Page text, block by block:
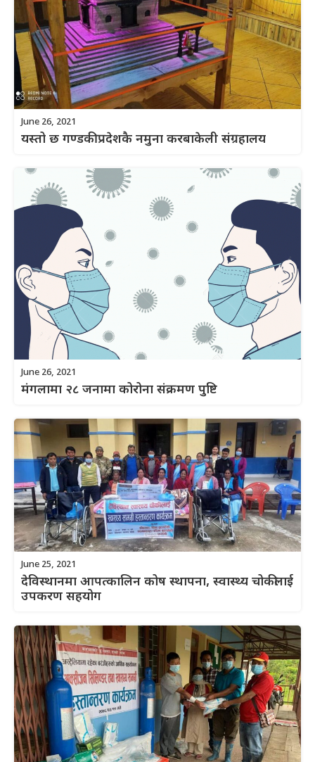
June 26, 2021
यस्तो छ गण्डकी प्रदेशकै नमुना करबाकेली संग्रहालय
June 26, 2021
मंगलामा २८ जनामा कोरोना संक्रमण पुष्टि
June 25, 2021
देविस्थानमा आपत्कालिन कोष स्थापना, स्वास्थ्य चोकीलाई
उपकरण सहयोग